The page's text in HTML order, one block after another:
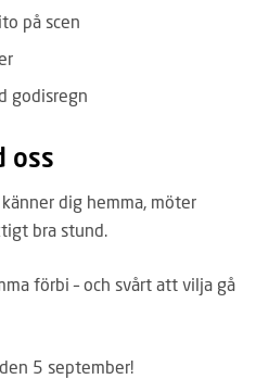
på scen
godisregn
oss
dig hemma, möter
bra stund.
förbi – och svårt att vilja gå
5 september!